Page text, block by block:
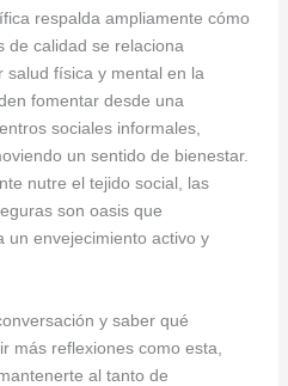
respalda ampliamente cómo
de calidad se relaciona
física y mental en la
fomentar desde una
sociales informales,
un sentido de bienestar.
nutre el tejido social, las
son oasis que
un envejecimiento activo y
y saber qué
más reflexiones como esta,
al tanto de